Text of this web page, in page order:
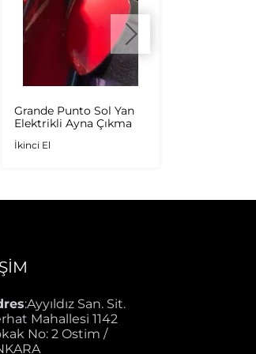
Grande Punto Sol Yan
Elektrikli Ayna Çıkma
İkinci El
:Ayyıldız San. Sit.
Mahallesi 1142
No: 2 Ostim /